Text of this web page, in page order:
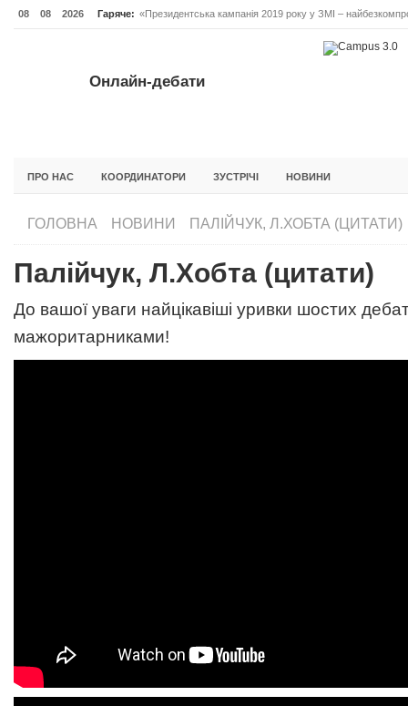
08 08 2026 Гаряче: «Президентська кампанія 2019 року у ЗМІ –
Онлайн-дебати #Відповідальне лідерство. Випуск 3
Онлайн-дебати
ПРО НАС КООРДИНАТОРИ ЗУСТРІЧІ НОВИНИ
ГОЛОВНА НОВИНИ ПАЛІЙЧУК, Л.ХОБТА (ЦИТАТИ)
Палійчук, Л.Хобта (цитати)
До вашої уваги найцікавіші уривки шостих
мажоритарниками!